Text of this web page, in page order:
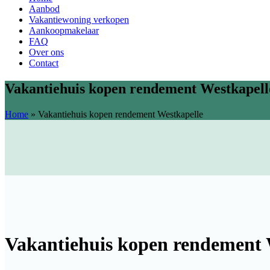
Aanbod
Vakantiewoning verkopen
Aankoopmakelaar
FAQ
Over ons
Contact
Vakantiehuis kopen rendement
Home » Vakantiehuis kopen rendement Westkapelle
Vakantiehuis kopen rendement